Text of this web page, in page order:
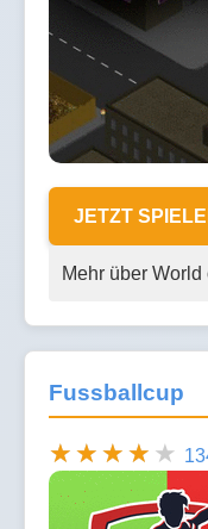
JETZT
Mehr über World
Fussballcup